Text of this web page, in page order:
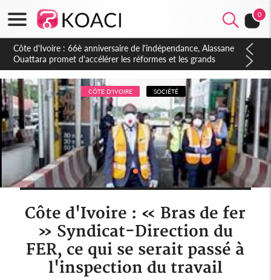
0
Côte d'Ivoire : À Abidjan, Amadou Oury Bah admire le modèle
ivoirien et veut s'en inspirer pour accélérer le développement
de la Guinée
CÔTE D'IVOIRE SOCIÉTÉ
Côte d'Ivoire : « Bras de fer
» Syndicat-Direction du
FER, ce qui se serait passé à
l'inspection du travail